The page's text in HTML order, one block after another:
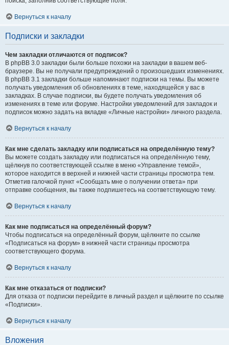
Вернуться к началу
Подписки и закладки
Чем закладки отличаются от подписок?
В phpBB 3.0 закладки были больше похожи на закладки в вашем веб-
браузере. Вы не получали предупреждений о произошедших изменениях.
В phpBB 3.1 закладки больше напоминают подписки на темы. Вы можете
получать уведомления об обновлениях в теме, находящейся у вас в
закладках. В случае подписки, вы будете получать уведомления об
изменениях в теме или форуме. Настройки уведомлений для закладок и
подписок можно задать на вкладке «Личные настройки» личного раздела.
Вернуться к началу
Как мне сделать закладку или подписаться на определённую тему?
Вы можете создать закладку или подписаться на определённую тему,
щёлкнув по соответствующей ссылке в меню «Управление темой»,
которое находится в верхней и нижней части страницы просмотра тем.
Отметив галочкой пункт «Сообщать мне о получении ответа» при
отправке сообщения, вы также подпишетесь на соответствующую тему.
Вернуться к началу
Как мне подписаться на определённый форум?
Чтобы подписаться на определённый форум, щёлкните по ссылке
«Подписаться на форум» в нижней части страницы просмотра
соответствующего форума.
Вернуться к началу
Как мне отказаться от подписки?
Для отказа от подписки перейдите в личный раздел и щёлкните по ссылке
«Подписки».
Вернуться к началу
Вложения